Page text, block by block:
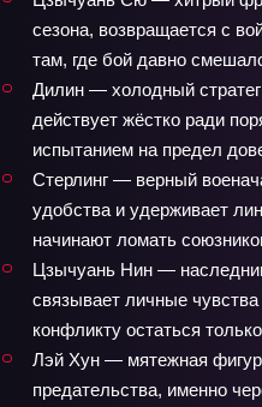
сезона, возвращается с
там, где бой давно
Дилин — холодный
действует жёстко ради
испытанием на предел
Стерлинг — верный
удобства и удерживает
начинают ломать
Цзычуань Нин —
связывает личные
конфликту остаться
Лэй Хун — мятежная
предательства, именно